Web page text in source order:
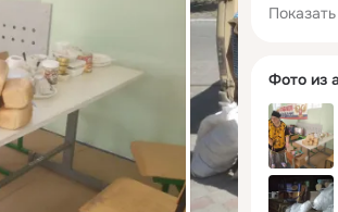
году. За
десятки
Фото из